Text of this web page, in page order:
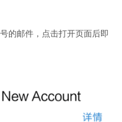
的邮件，点击打开页面后即